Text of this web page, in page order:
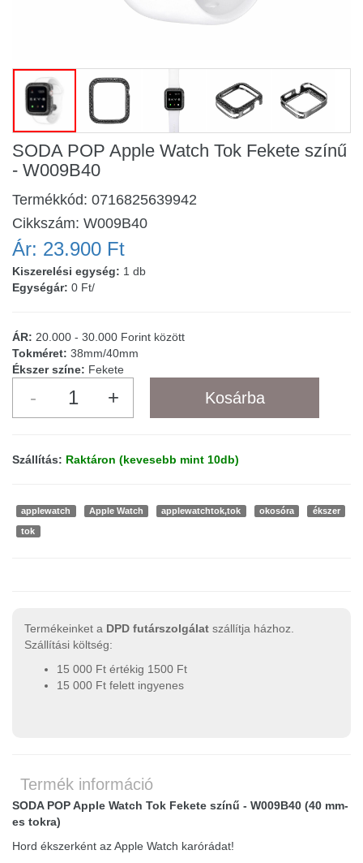
SODA POP Apple Watch Tok Fekete színű
- W009B40
Termékkód: 0716825639942
Cikkszám: W009B40
Ár: 23.900 Ft
Kiszerelési egység: 1 db
Egységár: 0 Ft/
ÁR: 20.000 - 30.000 Forint között
Tokméret: 38mm/40mm
Ékszer színe: Fekete
Szállítás: Raktáron (kevesebb mint 10db)
applewatch Apple Watch applewatchtok,tok okosóra ékszer
tok
Termékeinket a DPD futárszolgálat szállítja házhoz.
Szállítási költség:
15 000 Ft értékig 1500 Ft
15 000 Ft felett ingyenes
Termék információ
SODA POP Apple Watch Tok Fekete színű - W009B40 (40 mm-
es tokra)
Hord ékszerként az Apple Watch karórádat!